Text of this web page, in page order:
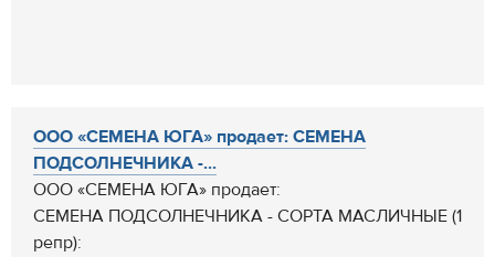
ООО «СЕМЕНА ЮГА» продает: СЕМЕНА
ПОДСОЛНЕЧНИКА -...
ООО «СЕМЕНА ЮГА» продает:
СЕМЕНА ПОДСОЛНЕЧНИКА - СОРТА МАСЛИЧНЫЕ (1
репр):